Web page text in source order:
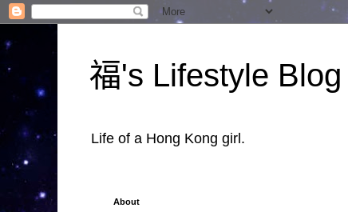
福's Lifestyle Blog
Life of a Hong Kong girl.
About